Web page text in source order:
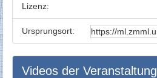
Lizenz:
Ursprungsort:
Videos der Veranstaltung